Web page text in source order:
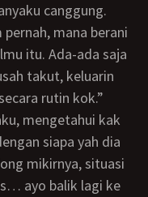
canggung.
itu. Ada-ada saja
takut, keluarin
rutin kok.”
siapa yah dia
mikirnya, situasi
ayo balik lagi ke